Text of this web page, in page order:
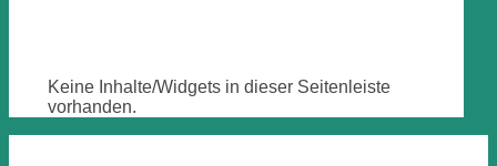
Keine Inhalte/Widgets in dieser Seitenleiste
vorhanden.